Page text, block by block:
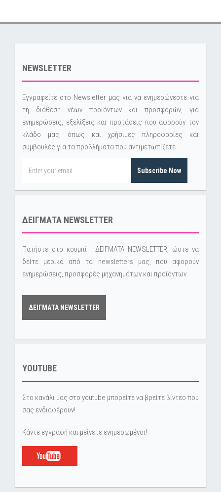
NEWSLETTER
Εγγραφείτε στο Newsletter μας για να ενημερώνεστε για
τη διάθεση νέων προϊόντων και προσφορών, για
ενημερώσεις, εξελίξεις και προτάσεις που αφορούν τον
κλάδο μας, όπως και χρήσιμες πληροφορίες και
συμβουλές για τα προβλήματα που αντιμετωπίζετε.
Subscribe Now
ΔΕΙΓΜΑΤΑ NEWSLETTER
Πατήστε στο κουμπί : ΔΕΙΓΜΑΤΑ NEWSLETTER, ώστε να
δείτε μερικά από τα newsletters μας, που αφορούν
ενημερώσεις, προσφορές μηχανημάτων και προϊόντων.
ΔΕΙΓΜΑΤΑ NEWSLETTER
YOUTUBE
Στο κανάλι μας στο youtube μπορείτε να βρείτε βίντεο που
σας ενδιαφέρουν!
Κάντε εγγραφή και μείνετε ενημερωμένοι!